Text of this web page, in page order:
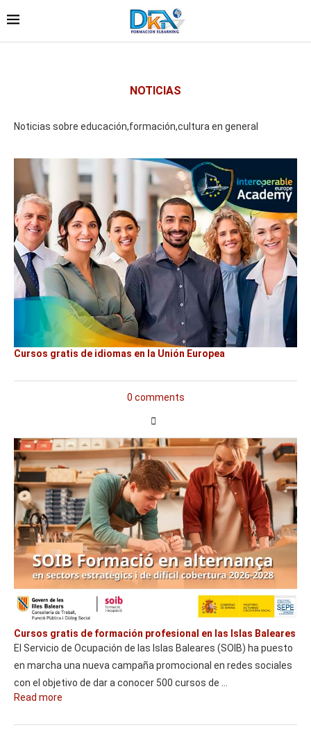
NOTICIAS
Noticias sobre educación,formación,cultura en general
Cursos gratis de idiomas en la Unión Europea
0 comments
Cursos gratis de formación profesional en las Islas Baleares
El Servicio de Ocupación de las Islas Baleares (SOIB) ha puesto
en marcha una nueva campaña promocional en redes sociales
con el objetivo de dar a conocer 500 cursos de …
Read more